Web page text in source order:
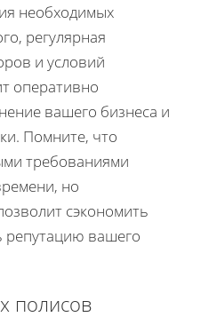
необходимых
регулярная
и условий
оперативно
вашего бизнеса и
Помните, что
требованиями
но
сэкономить
репутацию вашего
полисов